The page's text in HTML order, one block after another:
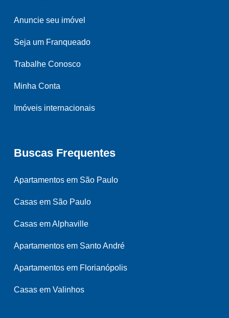
Anuncie seu imóvel
Seja um Franqueado
Trabalhe Conosco
Minha Conta
Imóveis internacionais
Buscas Frequentes
Apartamentos em São Paulo
Casas em São Paulo
Casas em Alphaville
Apartamentos em Santo André
Apartamentos em Florianópolis
Casas em Valinhos